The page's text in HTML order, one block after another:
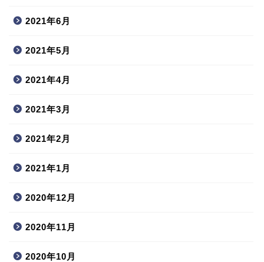
2021年6月
2021年5月
2021年4月
2021年3月
2021年2月
2021年1月
2020年12月
2020年11月
2020年10月